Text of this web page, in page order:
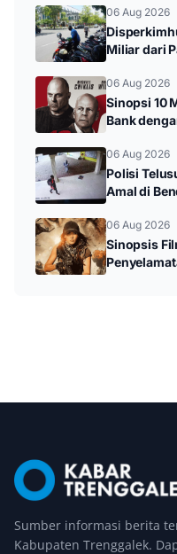
06 Aug 2026
Miliar dari
06 Aug 2026
Sinopsi 10
Bank
06 Aug 2026
Polisi
Amal di
06 Aug 2026
Sinopsis
Sumber informasi berita
Kabupaten Trenggalek.